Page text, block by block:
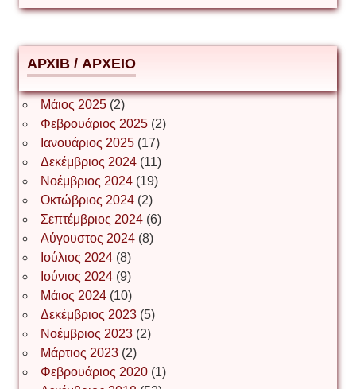
Δημήτριος Ζακοντινός
ΕΥΑΓΓΕΛΟΣ ΜΩΚΟΣ
Ιωάννης Σ. Παπαφλωράτος
ΝΙΚΟΣ ΓΑΤΟΣ
Νίκος Λυγερός
Іван Буртик
АРХІВ / ΑΡΧΕΙΟ
Μάιος 2025(2)
Φεβρουάριος 2025(2)
Ιανουάριος 2025(17)
Δεκέμβριος 2024(11)
Νοέμβριος 2024(19)
Οκτώβριος 2024(2)
Σεπτέμβριος 2024(6)
Αύγουστος 2024(8)
Ιούλιος 2024(8)
Ιούνιος 2024(9)
Μάιος 2024(10)
Δεκέμβριος 2023(5)
Νοέμβριος 2023(2)
Μάρτιος 2023(2)
Φεβρουάριος 2020(1)